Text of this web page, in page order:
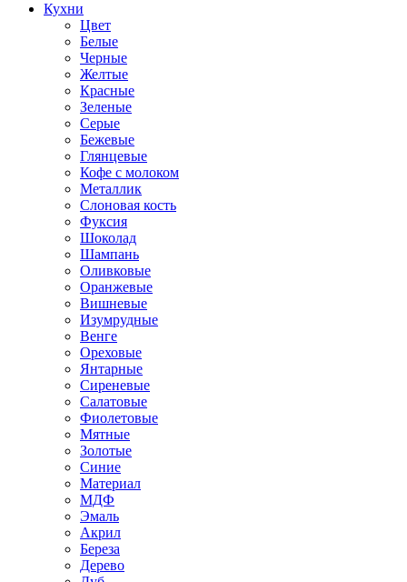
Кухни
Цвет
Белые
Черные
Желтые
Красные
Зеленые
Серые
Бежевые
Глянцевые
Кофе с молоком
Металлик
Слоновая кость
Фуксия
Шоколад
Шампань
Оливковые
Оранжевые
Вишневые
Изумрудные
Венге
Ореховые
Янтарные
Сиреневые
Салатовые
Фиолетовые
Мятные
Золотые
Синие
Материал
МДФ
Эмаль
Акрил
Береза
Дерево